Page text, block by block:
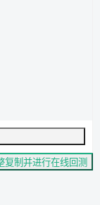
复制并进行在线回测